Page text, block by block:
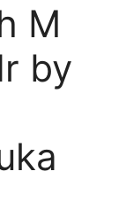
M
by